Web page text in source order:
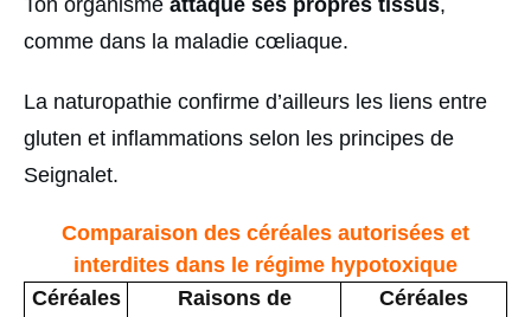
Ton organisme attaque ses propres tissus,
comme dans la maladie cœliaque.
La naturopathie confirme d’ailleurs les liens entre
gluten et inflammations selon les principes de
Seignalet.
Comparaison des céréales autorisées et
interdites dans le régime hypotoxique
Céréales
Raisons de
Céréales